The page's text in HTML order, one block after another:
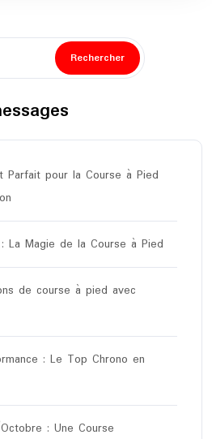
Rechercher
Parfait pour la Course à Pied
La Magie de la Course à Pied
de course à pied avec
: Le Top Chrono en
: Une Course